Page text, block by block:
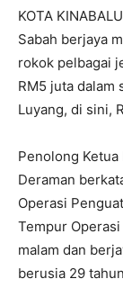
KOTA
Sabah berjaya
rokok pelbagai
RM5 juta dalam
Luyang, di sini,
Penolong
Deraman
Operasi
Tempur Operasi
malam dan
berusia 29